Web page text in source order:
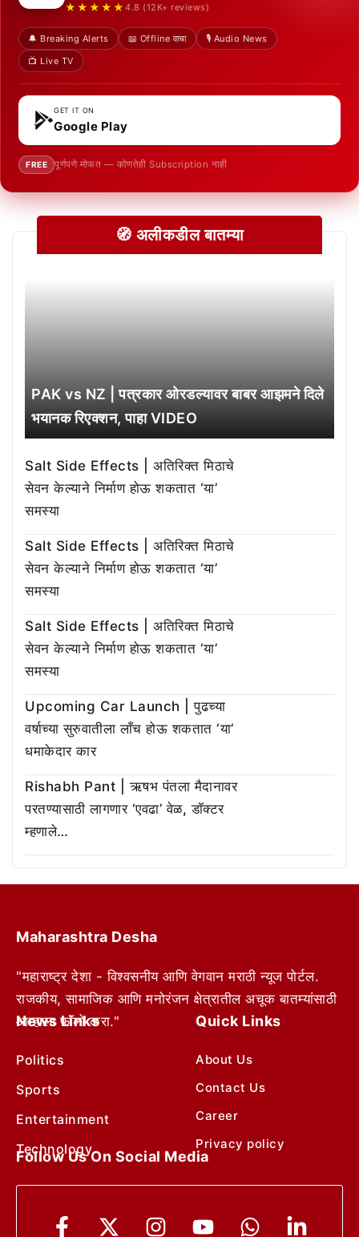
★★★★★ 4.8 (12K+ reviews)
🔔 Breaking Alerts 📖 Offline वाचा
🎙️ Audio News
📺 Live TV
GET IT ON
Google Play
FREE पूर्णपणे मोफत — कोणतेही Subscription नाही
🧭 अलीकडील बातम्या
PAK vs NZ | पत्रकार ओरडल्यावर बाबर आझमने दिले
भयानक रिएक्शन, पाहा VIDEO
Salt Side Effects | अतिरिक्त मिठाचे
सेवन केल्याने निर्माण होऊ शकतात ‘या’
समस्या
Salt Side Effects | अतिरिक्त मिठाचे
सेवन केल्याने निर्माण होऊ शकतात ‘या’
समस्या
Salt Side Effects | अतिरिक्त मिठाचे
सेवन केल्याने निर्माण होऊ शकतात ‘या’
समस्या
Upcoming Car Launch | पुढच्या
वर्षाच्या सुरुवातीला लाँच होऊ शकतात ‘या’
धमाकेदार कार
Rishabh Pant | ऋषभ पंतला मैदानावर
परतण्यासाठी लागणार ‘एवढा’ वेळ, डॉक्टर
म्हणाले…
Maharashtra Desha
"महाराष्ट्र देशा - विश्वसनीय आणि वेगवान मराठी न्यूज पोर्टल.
राजकीय, सामाजिक आणि मनोरंजन क्षेत्रातील अचूक बातम्यांसाठी
आम्हाला फॉलो करा."
News Links
Politics
Sports
Entertainment
Technology
Quick Links
About Us
Contact Us
Career
Privacy policy
Follow Us On Social Media